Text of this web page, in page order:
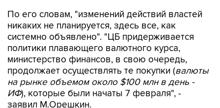
По его словам, "изменений действий властей
никаких не планируется, здесь все, как
системно объявлено". "ЦБ придерживается
политики плавающего валютного курса,
министерство финансов, в свою очередь,
продолжает осуществлять те покупки (валюты
на рынке объемом около $100 млн в день -
ИФ), которые были начаты 7 февраля", -
заявил М.Орешкин.